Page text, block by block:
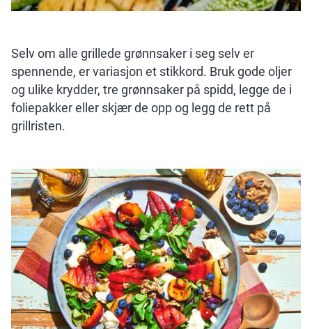
Selv om alle grillede grønnsaker i seg selv er
spennende, er variasjon et stikkord. Bruk gode oljer
og ulike krydder, tre grønnsaker på spidd, legge de i
foliepakker eller skjær de opp og legg de rett på
grillristen.